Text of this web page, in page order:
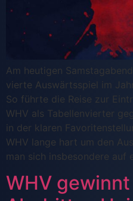
Am heutigen
vierte Auswärtsspiel im
So führte die Reise zur
WHV als Tabellenvierter
in der klaren
WHV lange hart um den
man sich insbesondere auf
WHV